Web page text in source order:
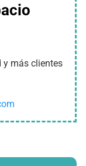
y más clientes